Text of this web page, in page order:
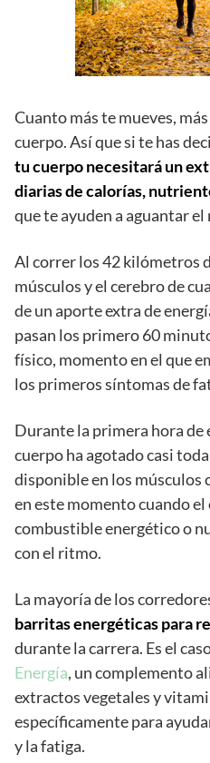
Cuanto más te mueves,
cuerpo. Así que si te has
tu cuerpo necesitará un
diarias de calorías,
que te ayuden a aguantar
Al correr los 42 kilómetros
músculos y el cerebro de
de un aporte extra de
pasan los primero 60
físico, momento en el que
los primeros síntomas de
Durante la primera hora de
cuerpo ha agotado casi
disponible en los músculos
en este momento cuando
combustible energético o
con el ritmo.
La mayoría de los
barritas energéticas para
durante la carrera. Es el
Energía, un complemento
extractos vegetales y
específicamente para
y la fatiga.